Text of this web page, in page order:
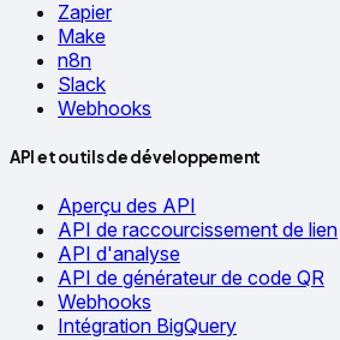
Zapier
Make
n8n
Slack
Webhooks
API et outils de développement
Aperçu des API
API de raccourcissement de lien
API d'analyse
API de générateur de code QR
Webhooks
Intégration BigQuery